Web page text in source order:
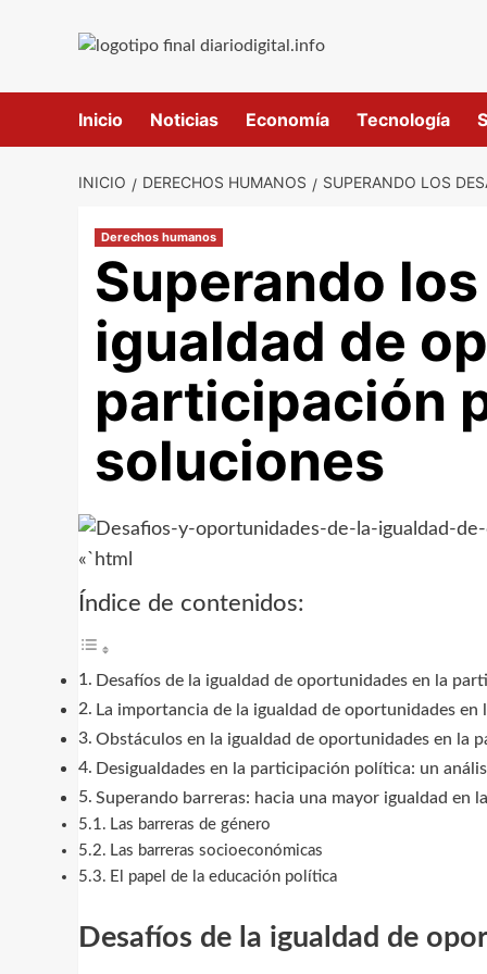
Inicio Noticias Economía Tecnología
INICIO DERECHOS HUMANOS SUPERANDO LOS
Derechos humanos
Superando
igualdad de
participación
soluciones
«`html
Índice de contenidos:
Desafíos de la igualdad de oportunidades en la
La importancia de la igualdad de oportunidades
Obstáculos en la igualdad de oportunidades en la
Desigualdades en la participación política: un
Superando barreras: hacia una mayor igualdad en
Las barreras de género
Las barreras socioeconómicas
El papel de la educación política
Desafíos de la igualdad de